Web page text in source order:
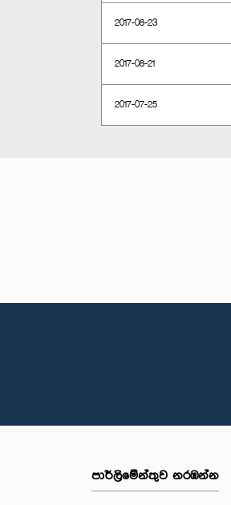
2017-08-23
2017-08-21
2017-07-25
පාර්ලි‌මේන්තුව නරඹන්න